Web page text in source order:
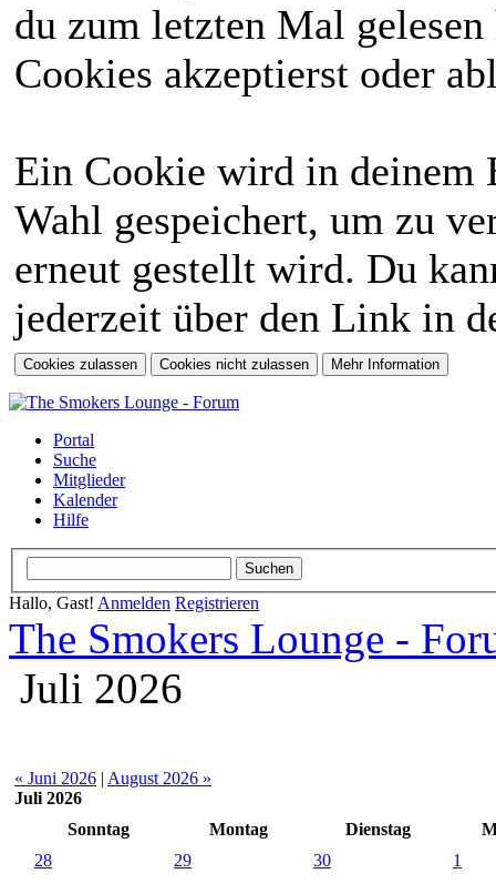
du zum letzten Mal
Cookies akzeptierst oder
Ein Cookie wird in deinem
Wahl gespeichert, um zu
erneut gestellt wird. Du
jederzeit über den Link in
Portal
Suche
Mitglieder
Kalender
Hilfe
Hallo, Gast! Anmelden Registrieren
The Smokers Lounge -
Juli 2026
« Juni 2026 | August 2026 »
Juli 2026
Sonntag
Montag Dienstag
28 29 30 1